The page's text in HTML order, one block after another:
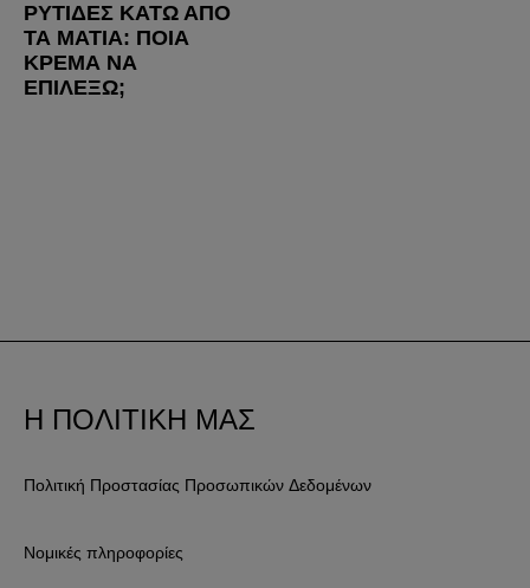
ΡΥΤΊΔΕΣ ΚΆΤΩ ΑΠΌ
ΤΑ ΜΆΤΙΑ: ΠΟΙΑ
ΚΡΈΜΑ ΝΑ
ΕΠΙΛΈΞΩ;
Η ΠΟΛΙΤΙΚΗ ΜΑΣ
Πολιτική Προστασίας Προσωπικών Δεδομένων
Νομικές πληροφορίες